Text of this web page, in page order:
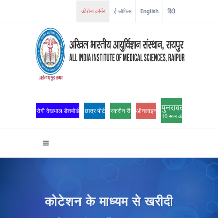
ई-ऑफिस English हिंदी
रोगी देखभाल डैशबोर्ड छात्र पोर्टल स्क्रीन रीडर एक्सेसऑनलाइन ओपीडी पंजीकरण
पुनरावर्तन
10 साल की उत्कृष्टता
कोटेशन के माध्यम से खरीदी